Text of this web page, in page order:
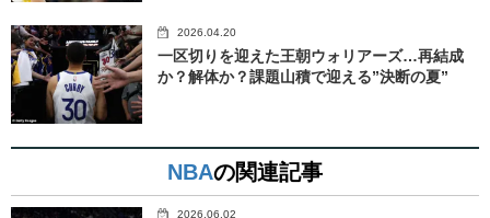
2026.04.20
一区切りを迎えた王朝ウォリアーズ…再結成
か？解体か？課題山積で迎える”決断の夏”
NBAの関連記事
2026.06.02